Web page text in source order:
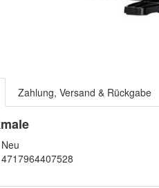
Zahlung, Versand & Rückgabe
Neu
4717964407528